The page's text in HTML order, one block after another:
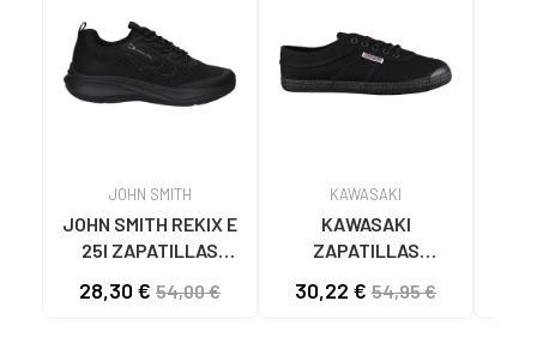
JOHN SMITH
JOHN SMITH REKIX E
25I ZAPATILLAS
NEGRO NEGRO
28,30 € 54,00 €
KAWASAKI
KAWASAKI
ZAPATILLAS
CANVAS K192495
30,22 € 54,95 €